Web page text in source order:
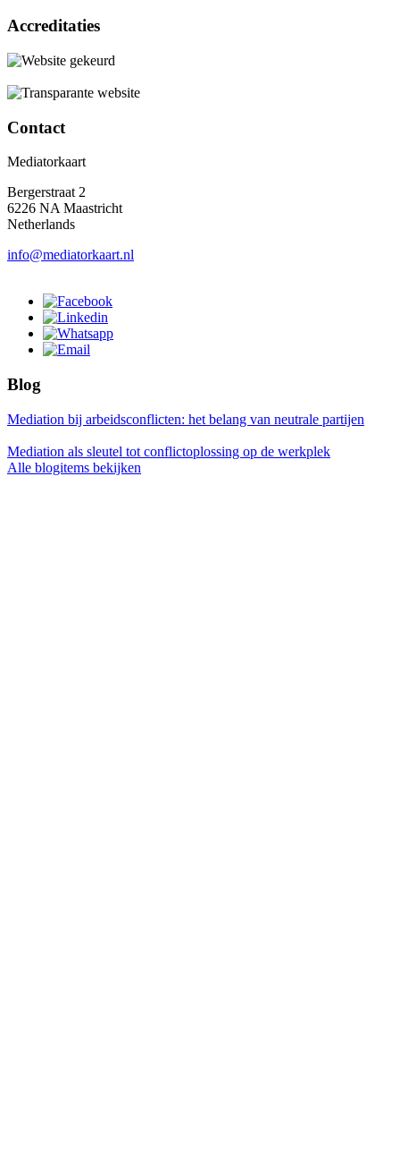
Accreditaties
Contact
Mediatorkaart
Bergerstraat 2
6226 NA Maastricht
Netherlands
info@mediatorkaart.nl
Blog
Mediation bij arbeidsconflicten: het belang van neutrale partijen
Mediation als sleutel tot conflictoplossing op de werkplek
Alle blogitems bekijken